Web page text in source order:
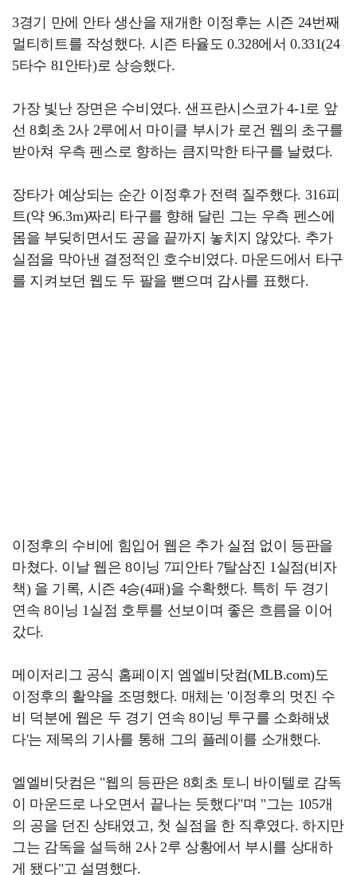
3경기 만에 안타 생산을 재개한 이정후는 시즌 24번째
멀티히트를 작성했다. 시즌 타율도 0.328에서 0.331(24
5타수 81안타)로 상승했다.
가장 빛난 장면은 수비였다. 샌프란시스코가 4-1로 앞
선 8회초 2사 2루에서 마이클 부시가 로건 웹의 초구를
받아쳐 우측 펜스로 향하는 큼지막한 타구를 날렸다.
장타가 예상되는 순간 이정후가 전력 질주했다. 316피
트(약 96.3m)짜리 타구를 향해 달린 그는 우측 펜스에
몸을 부딪히면서도 공을 끝까지 놓치지 않았다. 추가
실점을 막아낸 결정적인 호수비였다. 마운드에서 타구
를 지켜보던 웹도 두 팔을 뻗으며 감사를 표했다.
이정후의 수비에 힘입어 웹은 추가 실점 없이 등판을
마쳤다. 이날 웹은 8이닝 7피안타 7탈삼진 1실점(비자
책) 을 기록, 시즌 4승(4패)을 수확했다. 특히 두 경기
연속 8이닝 1실점 호투를 선보이며 좋은 흐름을 이어
갔다.
메이저리그 공식 홈페이지 엠엘비닷컴(MLB.com)도
이정후의 활약을 조명했다. 매체는 '이정후의 멋진 수
비 덕분에 웹은 두 경기 연속 8이닝 투구를 소화해냈
다'는 제목의 기사를 통해 그의 플레이를 소개했다.
엘엘비닷컴은 "웹의 등판은 8회초 토니 바이텔로 감독
이 마운드로 나오면서 끝나는 듯했다"며 "그는 105개
의 공을 던진 상태였고, 첫 실점을 한 직후였다. 하지만
그는 감독을 설득해 2사 2루 상황에서 부시를 상대하
게 됐다"고 설명했다.